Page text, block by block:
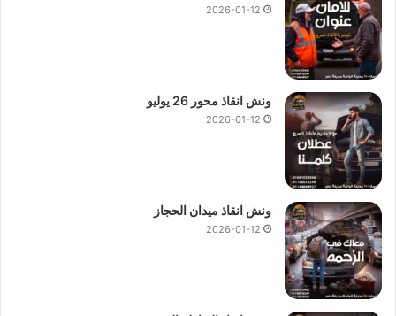
2026-01-12
ونش انقاذ محور 26 يوليو
2026-01-12
ونش انقاذ ميدان الحجاز
2026-01-12